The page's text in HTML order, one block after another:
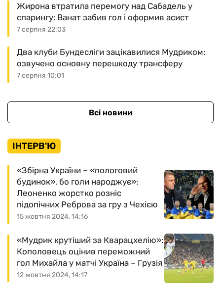
7 серпня 22:03
Жирона втратила перемогу над Сабадель у
спарингу: Ванат забив гол і оформив асист
7 серпня 10:01
Два клуби Бундесліги зацікавилися Мудриком:
озвучено основну перешкоду трансферу
Всі новини
ІНТЕРВ'Ю
15 жовтня 2024, 14:16
«Збірна України – «пологовий
будинок», бо голи народжує»:
Леоненко жорстко розніс
підопічних Реброва за гру з Чехією
12 жовтня 2024, 14:17
«Мудрик крутіший за Кварацхелію»:
Кополовець оцінив переможний
гол Михайла у матчі Україна – Грузія